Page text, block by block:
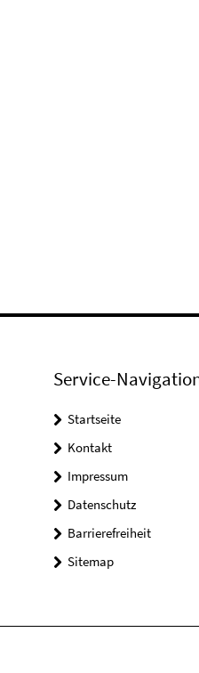
Service-
Startseite
Kontakt
Impressum
Datenschutz
Barrierefreiheit
Sitemap